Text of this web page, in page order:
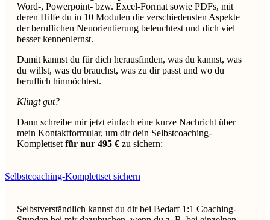
Word-, Powerpoint- bzw. Excel-Format sowie PDFs, mit
deren Hilfe du in 10 Modulen die verschiedensten Aspekte
der beruflichen Neuorientierung beleuchtest und dich viel
besser kennenlernst.
Damit kannst du für dich herausfinden, was du kannst, was
du willst, was du brauchst, was zu dir passt und wo du
beruflich hinmöchtest.
Klingt gut?
Dann schreibe mir jetzt einfach eine kurze Nachricht über
mein Kontaktformular, um dir dein Selbstcoaching-
Komplettset für nur 495 € zu sichern:
Selbstcoaching-Komplettset sichern
Selbstverständlich kannst du dir bei Bedarf 1:1 Coaching-